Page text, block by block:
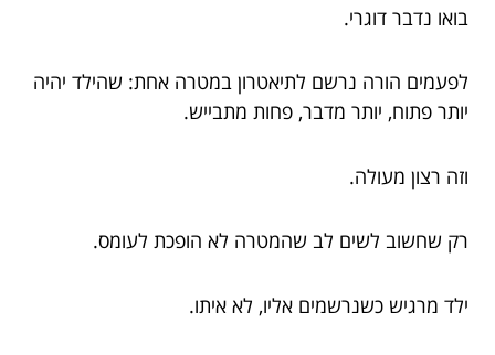
בואו נדבר דוגרי.
לפעמים הורה נרשם לתיאטרון במטרה אחת: שהילד יהיה
יותר פתוח, יותר מדבר, פחות מתבייש.
וזה רצון מעולה.
רק שחשוב לשים לב שהמטרה לא הופכת לעומס.
ילד מרגיש כשנרשמים אליו, לא איתו.